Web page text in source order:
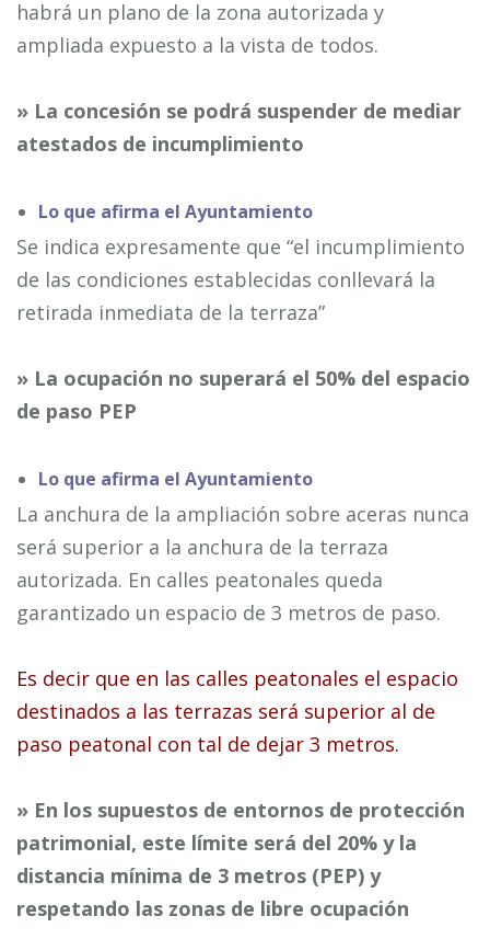
habrá un plano de la zona autorizada y
ampliada expuesto a la vista de todos.
» La concesión se podrá suspender de mediar
atestados de incumplimiento
Lo que afirma el Ayuntamiento
Se indica expresamente que “el incumplimiento
de las condiciones establecidas conllevará la
retirada inmediata de la terraza”
» La ocupación no superará el 50% del espacio
de paso PEP
Lo que afirma el Ayuntamiento
La anchura de la ampliación sobre aceras nunca
será superior a la anchura de la terraza
autorizada. En calles peatonales queda
garantizado un espacio de 3 metros de paso.
Es decir que en las calles peatonales el espacio
destinados a las terrazas será superior al de
paso peatonal con tal de dejar 3 metros.
» En los supuestos de entornos de protección
patrimonial, este límite será del 20% y la
distancia mínima de 3 metros (PEP) y
respetando las zonas de libre ocupación